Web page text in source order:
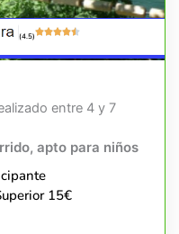
(4.5)
entre 4 y 7
apto para niños
15€